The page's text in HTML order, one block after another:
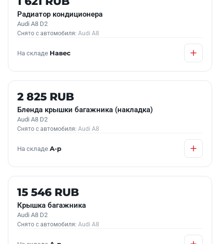
Радиатор кондиционера
Audi A8 D2
Снято с автомобиля: Audi A8
На складе Навес
Б/У В НАЛИЧИИ
2 825 RUB
Бленда крышки багажника (накладка)
Audi A8 D2
Снято с автомобиля: Audi A8
На складе А-р
Б/У В НАЛИЧИИ
15 546 RUB
Крышка багажника
Audi A8 D2
Снято с автомобиля: Audi A8